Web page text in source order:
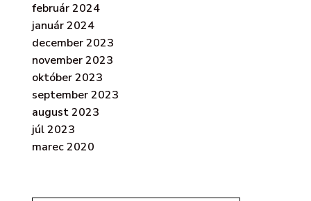
február 2024
január 2024
december 2023
november 2023
október 2023
september 2023
august 2023
júl 2023
marec 2020